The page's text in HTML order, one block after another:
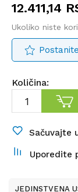
12.411,14
Ukoliko niste
Količina:
Sačuvajte
Uporedite
JEDINSTVENA